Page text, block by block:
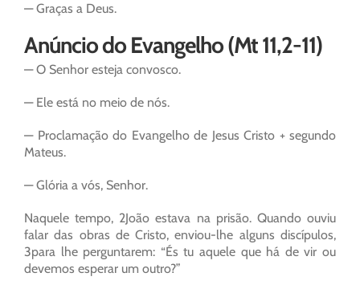
— Graças a Deus.
Anúncio do Evangelho (Mt 11,2-11)
— O Senhor esteja convosco.
— Ele está no meio de nós.
— Proclamação do Evangelho de Jesus Cristo + segundo
Mateus.
— Glória a vós, Senhor.
Naquele tempo, 2João estava na prisão. Quando ouviu
falar das obras de Cristo, enviou-lhe alguns discípulos,
3para lhe perguntarem: “És tu aquele que há de vir ou
devemos esperar um outro?”